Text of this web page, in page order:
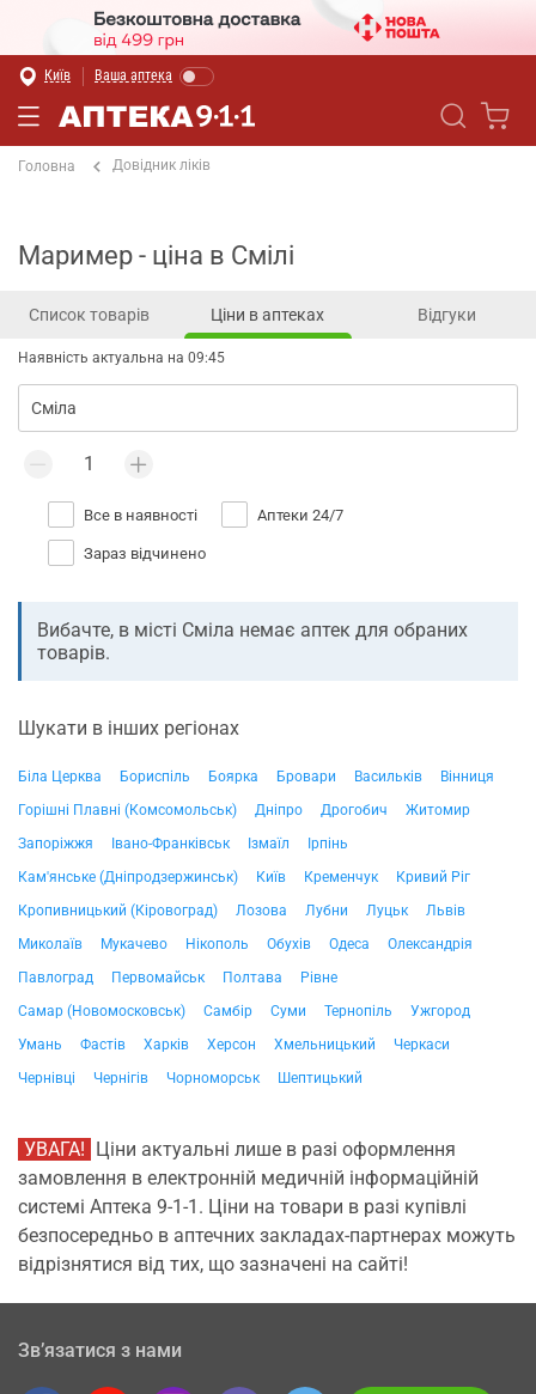
Київ Ваша аптека
Головна Довідник ліків
Маример - ціна в Смілі
Список товарів Ціни в аптеках Відгуки
Наявність актуальна на 09:45
Все в наявності Аптеки 24/7
Зараз відчинено
Вибачте, в місті Сміла немає аптек для обраних
товарів.
Шукати в інших регіонах
Біла Церква Бориспіль Боярка Бровари Васильків
Вінниця
Горішні Плавні (Комсомольськ)
Дніпро Дрогобич
Житомир
Запоріжжя
Івано-Франківськ Ізмаїл
Ірпінь
Кам'янське (Дніпродзержинськ)
Київ Кременчук
Кривий Ріг
Кропивницький (Кіровоград)
Лозова Лубни Луцьк
Львів
Миколаїв
Мукачево Нікополь Обухів Одеса
Олександрія
Павлоград
Первомайськ Полтава
Рівне
Самар (Новомосковськ)
Самбір Суми Тернопіль
Ужгород
Умань
Фастів Харків Херсон Хмельницький
Черкаси
Чернівці
Чернігів Чорноморськ Шептицький
УВАГА! Ціни актуальні лише в разі оформлення
замовлення в електронній медичній інформаційній
системі Аптека 9-1-1. Ціни на товари в разі купівлі
безпосередньо в аптечних закладах-партнерах можуть
відрізнятися від тих, що зазначені на сайті!
Зв’язатися з нами